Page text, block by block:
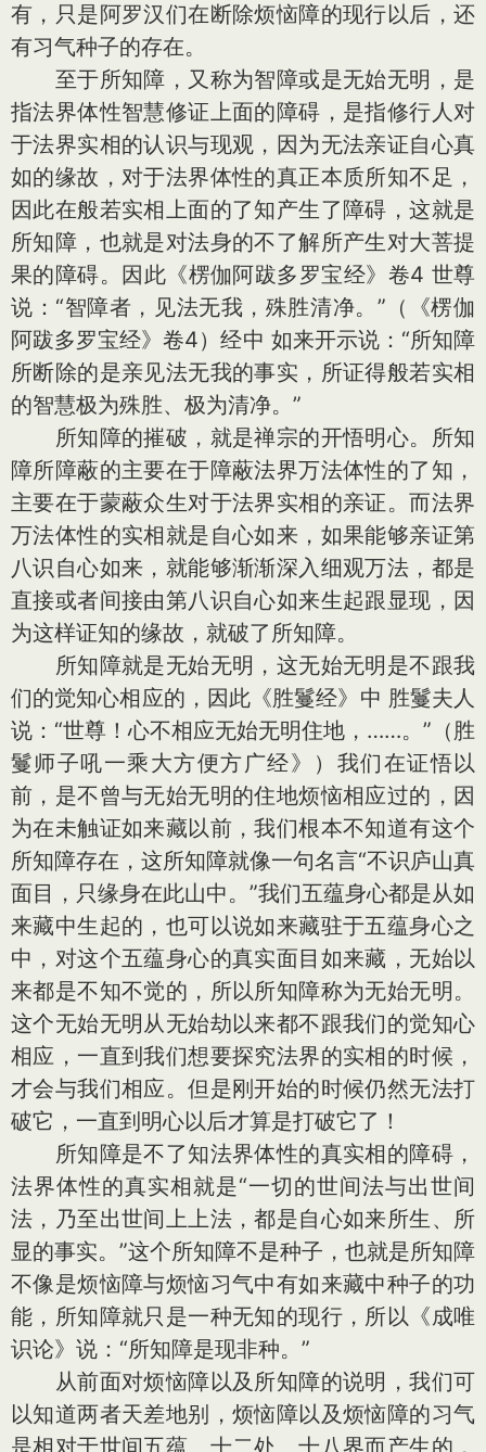
有，只是阿罗汉们在断除烦恼障的现行以后，还
有习气种子的存在。
至于所知障，又称为智障或是无始无明，是
指法界体性智慧修证上面的障碍，是指修行人对
于法界实相的认识与现观，因为无法亲证自心真
如的缘故，对于法界体性的真正本质所知不足，
因此在般若实相上面的了知产生了障碍，这就是
所知障，也就是对法身的不了解所产生对大菩提
果的障碍。因此《楞伽阿跋多罗宝经》卷4 世尊
说：“智障者，见法无我，殊胜清净。”（《楞伽
阿跋多罗宝经》卷4）经中 如来开示说：“所知障
所断除的是亲见法无我的事实，所证得般若实相
的智慧极为殊胜、极为清净。”
所知障的摧破，就是禅宗的开悟明心。所知
障所障蔽的主要在于障蔽法界万法体性的了知，
主要在于蒙蔽众生对于法界实相的亲证。而法界
万法体性的实相就是自心如来，如果能够亲证第
八识自心如来，就能够渐渐深入细观万法，都是
直接或者间接由第八识自心如来生起跟显现，因
为这样证知的缘故，就破了所知障。
所知障就是无始无明，这无始无明是不跟我
们的觉知心相应的，因此《胜鬘经》中 胜鬘夫人
说：“世尊！心不相应无始无明住地，……。”（胜
鬘师子吼一乘大方便方广经》）我们在证悟以
前，是不曾与无始无明的住地烦恼相应过的，因
为在未触证如来藏以前，我们根本不知道有这个
所知障存在，这所知障就像一句名言“不识庐山真
面目，只缘身在此山中。”我们五蕴身心都是从如
来藏中生起的，也可以说如来藏驻于五蕴身心之
中，对这个五蕴身心的真实面目如来藏，无始以
来都是不知不觉的，所以所知障称为无始无明。
这个无始无明从无始劫以来都不跟我们的觉知心
相应，一直到我们想要探究法界的实相的时候，
才会与我们相应。但是刚开始的时候仍然无法打
破它，一直到明心以后才算是打破它了！
所知障是不了知法界体性的真实相的障碍，
法界体性的真实相就是“一切的世间法与出世间
法，乃至出世间上上法，都是自心如来所生、所
显的事实。”这个所知障不是种子，也就是所知障
不像是烦恼障与烦恼习气中有如来藏中种子的功
能，所知障就只是一种无知的现行，所以《成唯
识论》说：“所知障是现非种。”
从前面对烦恼障以及所知障的说明，我们可
以知道两者天差地别，烦恼障以及烦恼障的习气
是相对于世间五蕴、十二处、十八界而产生的，